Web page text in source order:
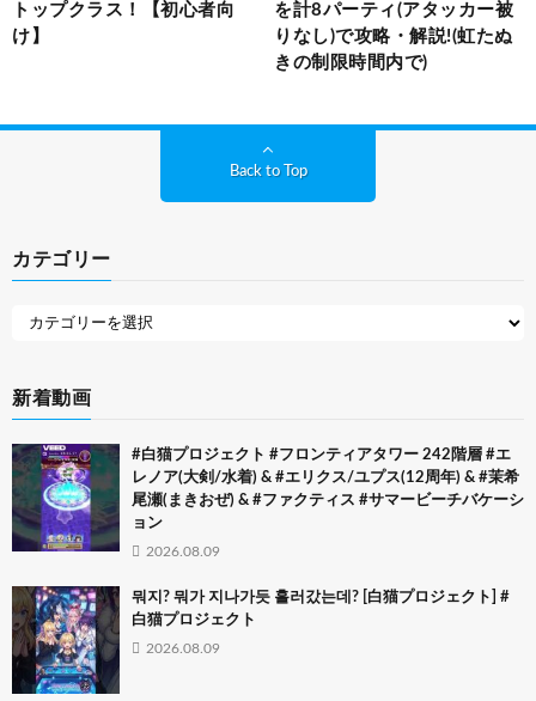
トップクラス！【初心者向
け】
を計8パーティ(アタッカー被
りなし)で攻略・解説!(虹たぬ
きの制限時間内で)
Back to Top
カテゴリー
新着動画
#白猫プロジェクト #フロンティアタワー 242階層 #エ
レノア(大剣/水着) & #エリクス/ユプス(12周年) & #茉希
尾瀬(まきおぜ) & #ファクティス #サマービーチバケーシ
ョン
2026.08.09
뭐지? 뭐가 지나가듯 흘러갔는데? [白猫プロジェクト] #
白猫プロジェクト
2026.08.09